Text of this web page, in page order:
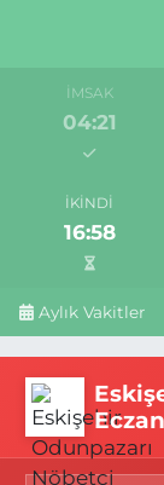
İMSAK
04:21
İKINDI
16:58
Aylık Vakitler